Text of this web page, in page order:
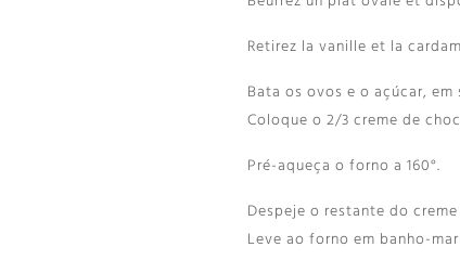
Retirez la vanille et la
Bata os ovos e o açúcar,
Coloque o 2/3 creme de
Pré-aqueça o forno a 160°.
Despeje o restante do
Leve ao forno em banho-